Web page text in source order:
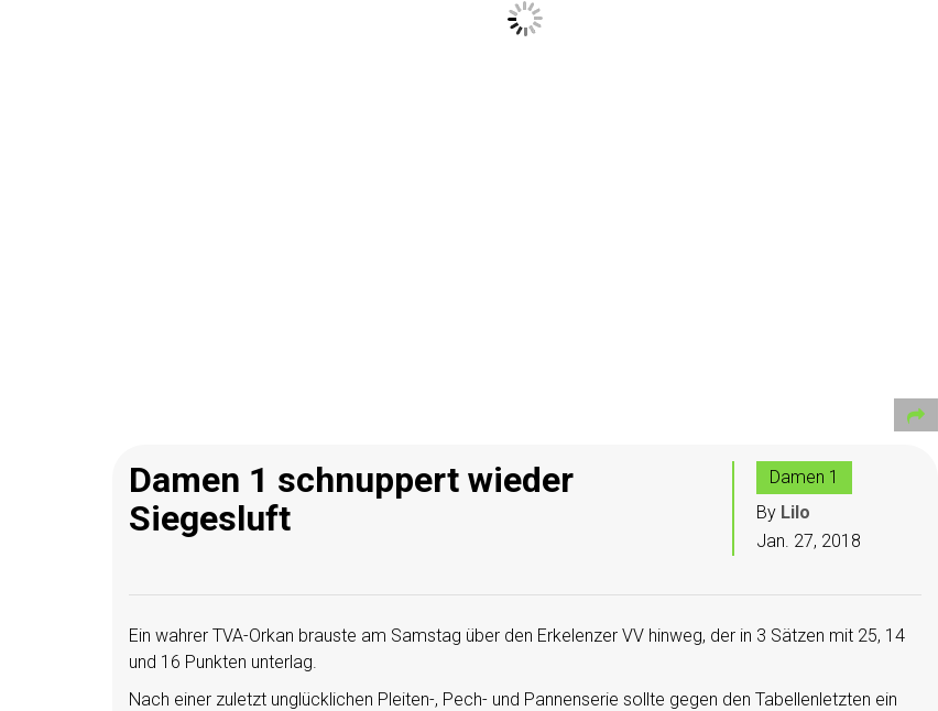
Damen 1 schnuppert wieder
Siegesluft
Damen 1
By Lilo
Jan. 27, 2018
Ein wahrer TVA-Orkan brauste am Samstag über den Erkelenzer VV hinweg, der in 3 Sätzen mit 25, 14
und 16 Punkten unterlag.
Nach einer zuletzt unglücklichen Pleiten-, Pech- und Pannenserie sollte gegen den Tabellenletzten ein